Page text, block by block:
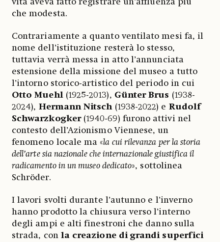
vita aveva fatto registrare un’affluenza più
che modesta.
Contrariamente a quanto ventilato mesi fa, il
nome dell’istituzione resterà lo stesso,
tuttavia verrà messa in atto l’annunciata
estensione della missione del museo a tutto
l’intorno storico-artistico del periodo in cui
Otto Muehl(1925-2013), Günter Brus (1938-
2024), Hermann Nitsch(1938-2022) e Rudolf
Schwarzkogker(1940-69) furono attivi nel
contesto dell’Azionismo Viennese, un
fenomeno locale ma «la cui rilevanza per la storia
dell’arte sia nazionale che internazionale giustifica il
radicamento in un museo dedicato», sottolinea
Schröder.
I lavori svolti durante l’autunno e l’inverno
hanno prodotto la chiusura verso l’interno
degli ampi e alti finestroni che danno sulla
strada, con la creazione di grandi superfici